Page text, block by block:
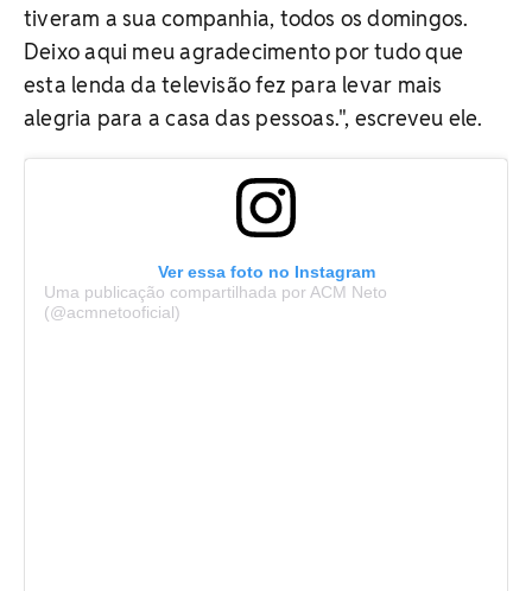
tiveram a sua companhia, todos os domingos.
Deixo aqui meu agradecimento por tudo que
esta lenda da televisão fez para levar mais
alegria para a casa das pessoas.", escreveu ele.
Ver essa foto no Instagram
Uma publicação compartilhada por ACM Neto
(@acmnetooficial)